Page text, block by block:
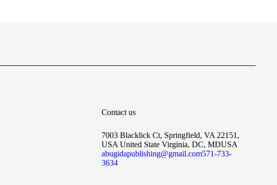
Contact us
7003 Blacklick Ct, Springfield, VA 22151,
USA United State Virginia, DC, MDUSA
abugidapublishing@gmail.com571-733-
3634